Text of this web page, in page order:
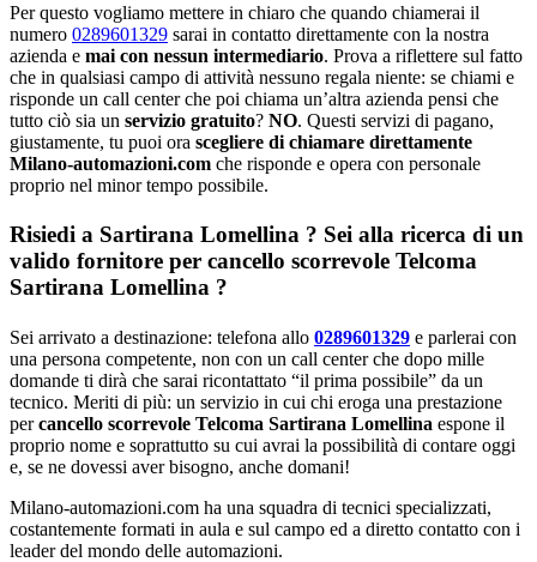
Per questo vogliamo mettere in chiaro che quando chiamerai il
numero 0289601329 sarai in contatto direttamente con la nostra
azienda e mai con nessun intermediario. Prova a riflettere sul fatto
che in qualsiasi campo di attività nessuno regala niente: se chiami e
risponde un call center che poi chiama un’altra azienda pensi che
tutto ciò sia un servizio gratuito? NO. Questi servizi di pagano,
giustamente, tu puoi ora scegliere di chiamare direttamente
Milano-automazioni.com che risponde e opera con personale
proprio nel minor tempo possibile.
Risiedi a Sartirana Lomellina ? Sei alla ricerca di un
valido fornitore per cancello scorrevole Telcoma
Sartirana Lomellina ?
Sei arrivato a destinazione: telefona allo 0289601329 e parlerai con
una persona competente, non con un call center che dopo mille
domande ti dirà che sarai ricontattato “il prima possibile” da un
tecnico. Meriti di più: un servizio in cui chi eroga una prestazione
percancello scorrevole Telcoma Sartirana Lomellina espone il
proprio nome e soprattutto su cui avrai la possibilità di contare oggi
e, se ne dovessi aver bisogno, anche domani!
Milano-automazioni.com ha una squadra di tecnici specializzati,
costantemente formati in aula e sul campo ed a diretto contatto con i
leader del mondo delle automazioni.